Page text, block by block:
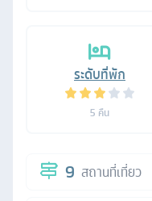
ระดับที่พัก
5 คืน
9 สถานที่เที่ยว